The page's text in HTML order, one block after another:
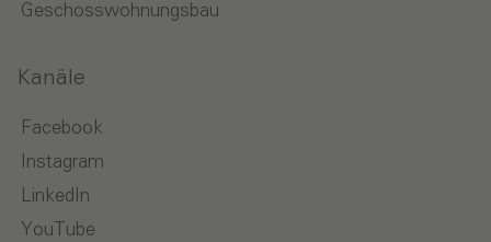
Geschosswohnungsbau
Kanäle
Facebook
Instagram
LinkedIn
YouTube